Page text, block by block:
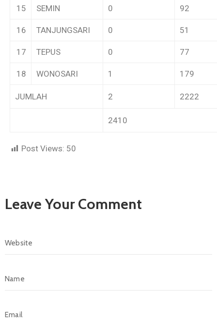
15 SEMIN 0 92
16 TANJUNGSARI 0 51
17 TEPUS 0 77
18 WONOSARI 1 179
JUMLAH 2 2222
2410
Post Views: 50
Leave Your Comment